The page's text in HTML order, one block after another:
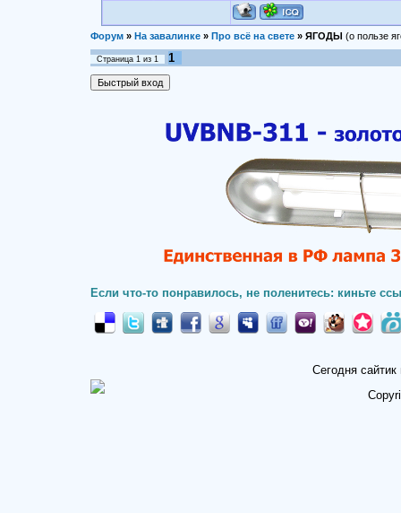
Форум » На завалинке » Про всё на свете » ЯГОДЫ (о пользе
Страница 1 из 1 1
Если что-то понравилось, не поленитесь: киньте
Сегодня